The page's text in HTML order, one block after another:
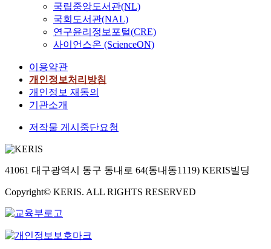
국립중앙도서관(NL)
국회도서관(NAL)
연구윤리정보포털(CRE)
사이언스온 (ScienceON)
이용약관
개인정보처리방침
개인정보 재동의
기관소개
저작물 게시중단요청
41061 대구광역시 동구 동내로 64(동내동1119) KERIS빌딩
Copyright© KERIS. ALL RIGHTS RESERVED